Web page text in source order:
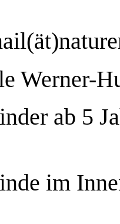
Werner-
ab 5
im